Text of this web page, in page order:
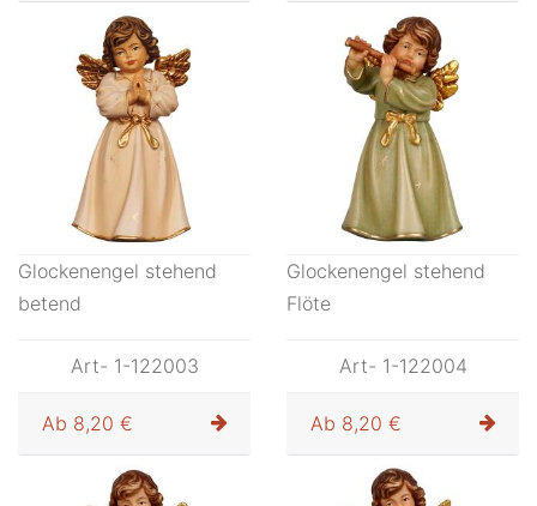
Glockenengel stehend
betend
Art- 1-122003
Ab 8,20 €
Glockenengel stehend
Flöte
Art- 1-122004
Ab 8,20 €